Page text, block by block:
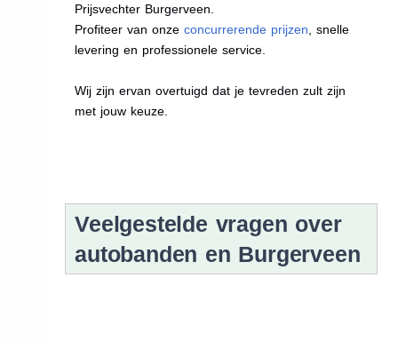
Prijsvechter Burgerveen.
Profiteer van onze concurrerende prijzen , snelle
levering en professionele service.
Wij zijn ervan overtuigd dat je tevreden zult zijn
met jouw keuze.
Veelgestelde vragen over
autobanden en Burgerveen